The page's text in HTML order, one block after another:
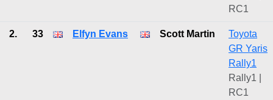
RC1
2. 33 Elfyn Evans Scott Martin
Toyota
GR Yaris
Rally1
Rally1 |
RC1